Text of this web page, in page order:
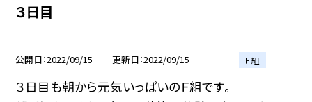
３日目
公開日 2022/09/15 更新日 2022/09/15 Ｆ組
３日目も朝から元気いっぱいのＦ組です。